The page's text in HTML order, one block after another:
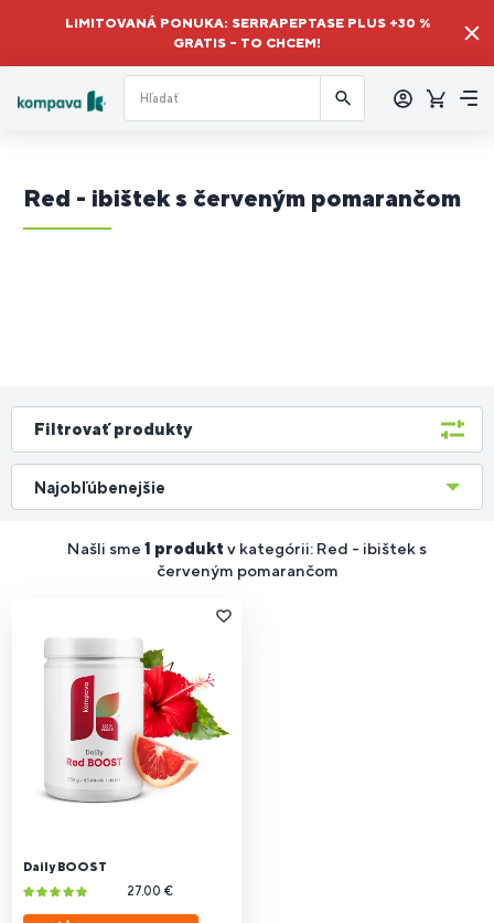
LIMITOVANÁ PONUKA: SERRAPEPTASE PLUS +30 %
GRATIS – TO CHCEM!
sa
Košík
Red - ibištek s červeným pomarančom
Filtrovať produkty
Našli sme 1 produkt v kategórii: Red - ibištek s
červeným pomarančom
Najobľúbenejšie
Daily BOOST
27.00 €